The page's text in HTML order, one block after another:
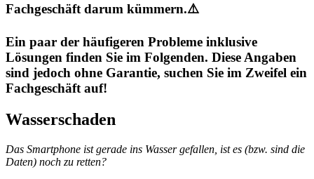
Fachgeschäft darum kümmern.⚠️
Ein paar der häufigeren Probleme inklusive
Lösungen finden Sie im Folgenden. Diese Angaben
sind jedoch ohne Garantie, suchen Sie im Zweifel ein
Fachgeschäft auf!
Wasserschaden
Das Smartphone ist gerade ins Wasser gefallen, ist es (bzw. sind die
Daten) noch zu retten?